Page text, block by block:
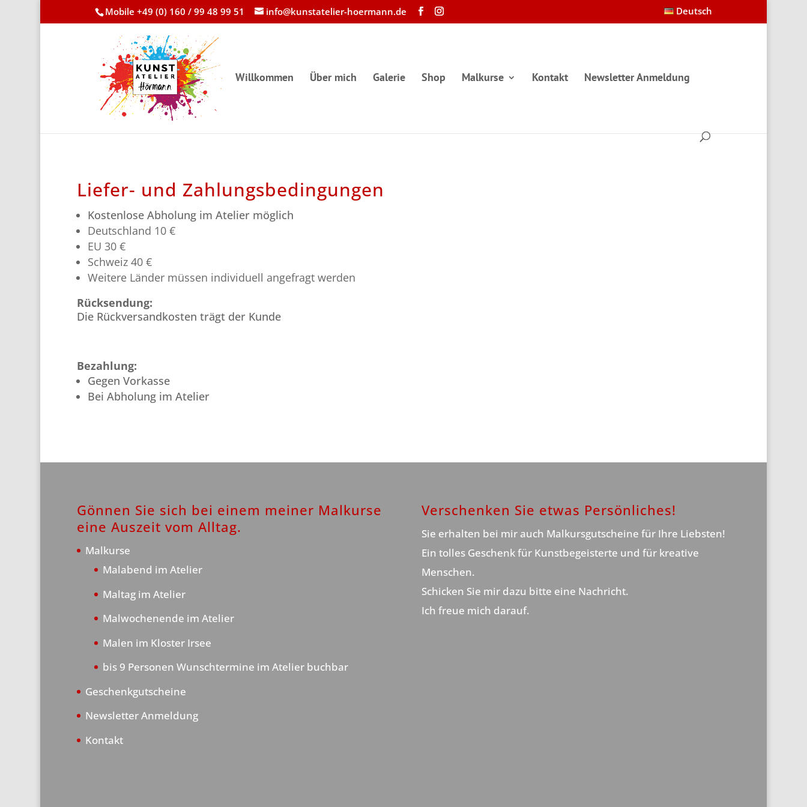
Mobile +49 (0) 160 / 99 48 99 51 info@kunstatelier-hoermann.de Deutsch
Willkommen Über mich Galerie Shop Malkurse Kontakt Newsletter Anmeldung
Liefer- und Zahlungsbedingungen
Kostenlose Abholung im Atelier möglich
Deutschland 10 €
EU 30 €
Schweiz 40 €
Weitere Länder müssen individuell angefragt werden
Rücksendung:
Die Rückversandkosten trägt der Kunde
Bezahlung:
Gegen Vorkasse
Bei Abholung im Atelier
Gönnen Sie sich bei einem meiner Malkurse
eine Auszeit vom Alltag.
Malkurse
Malabend im Atelier
Maltag im Atelier
Malwochenende im Atelier
Malen im Kloster Irsee
bis 9 Personen Wunschtermine im Atelier buchbar
Geschenkgutscheine
Newsletter Anmeldung
Kontakt
Verschenken Sie etwas Persönliches!
Sie erhalten bei mir auch Malkursgutscheine für Ihre Liebsten!
Ein tolles Geschenk für Kunstbegeisterte und für kreative
Menschen.
Schicken Sie mir dazu bitte eine Nachricht.
Ich freue mich darauf.